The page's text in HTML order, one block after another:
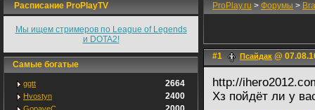
Расписание ProPlayTV
Мы ищем стримеров по League of Legends
и DOTA2!
Самые богатые
ggtt 2664
Hvostyn 2400
ProPlay.ru > Форумы >
#1 Псайдак @
http://
Хз пойдёт ли у